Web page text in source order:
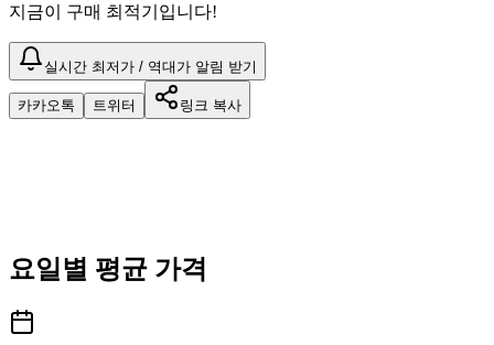
지금이 구매 최적기입니다!
실시간 최저가 / 역대가 알림 받기
카카오톡 트위터 링크 복사
요일별 평균 가격